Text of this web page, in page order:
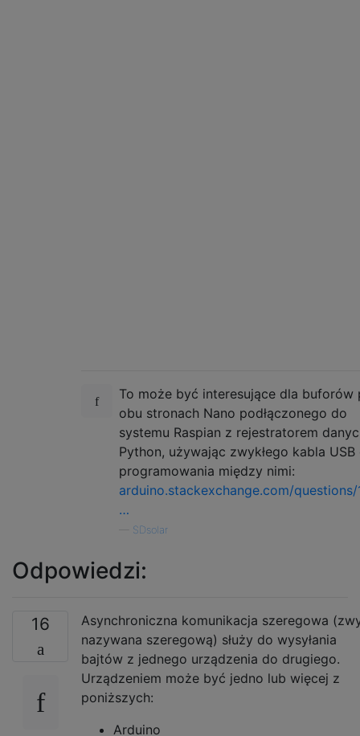
To może być interesujące dla buforów
obu stronach Nano podłączonego do
systemu Raspian z rejestratorem
Python, używając zwykłego kabla USB
programowania między nimi:
arduino.stackexchange.com/questions/
…
SDsolar
Odpowiedzi:
16
Asynchroniczna komunikacja szeregowa
nazywana szeregową) służy do wysyłania
bajtów z jednego urządzenia do drugiego.
Urządzeniem może być jedno lub więcej z
poniższych:
Arduino